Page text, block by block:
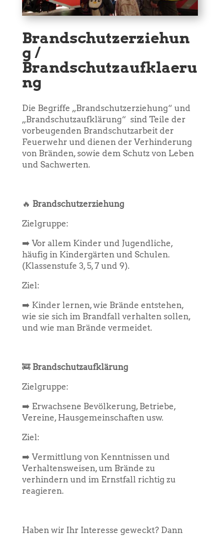
Brandschutzerziehun
g /
Brandschutzaufklaeru
ng
Die Begriffe „Brandschutzerziehung“ und
„Brandschutzaufklärung“ sind Teile der
vorbeugenden Brandschutzarbeit der
Feuerwehr und dienen der Verhinderung
von Bränden, sowie dem Schutz von Leben
und Sachwerten.
🔥 Brandschutzerziehung
Zielgruppe:
➡️ Vor allem Kinder und Jugendliche,
häufig in Kindergärten und Schulen.
(Klassenstufe 3, 5, 7 und 9).
Ziel:
➡️ Kinder lernen, wie Brände entstehen,
wie sie sich im Brandfall verhalten sollen,
und wie man Brände vermeidet.
🚒 Brandschutzaufklärung
Zielgruppe:
➡️ Erwachsene Bevölkerung, Betriebe,
Vereine, Hausgemeinschaften usw.
Ziel:
➡️ Vermittlung von Kenntnissen und
Verhaltensweisen, um Brände zu
verhindern und im Ernstfall richtig zu
reagieren.
Haben wir Ihr Interesse geweckt? Dann